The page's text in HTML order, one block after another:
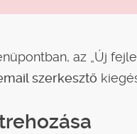
az „Új
szerkesztő